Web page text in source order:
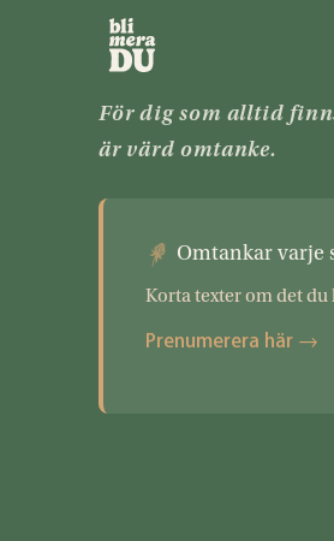
För dig som alltid
är värd omtanke.
Omtankar varje
Korta texter om det
Prenumerera här →